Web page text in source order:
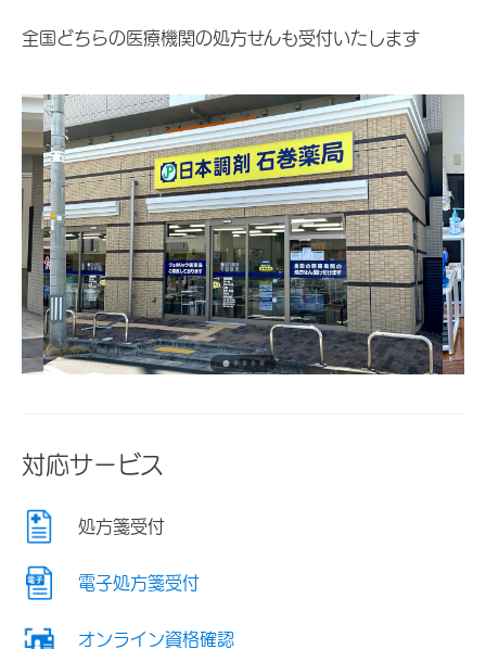
全国どちらの医療機関の処方せんも受付いたします
対応サービス
処方箋受付
電子処方箋受付
オンライン資格確認